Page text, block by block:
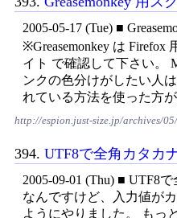
2005-05-17 (Tue) ■
※Greasemonkey は Firefox
イト で確認して下さい。
ンクの色分けがしたい人
れている方法を使った方
http://espion.just-size.jp/archives/
394. UTF8で全角カタカ
2005-09-01 (Thu) ■ UTF8
なんですけど、入力値が
ようにやりました。 もっ